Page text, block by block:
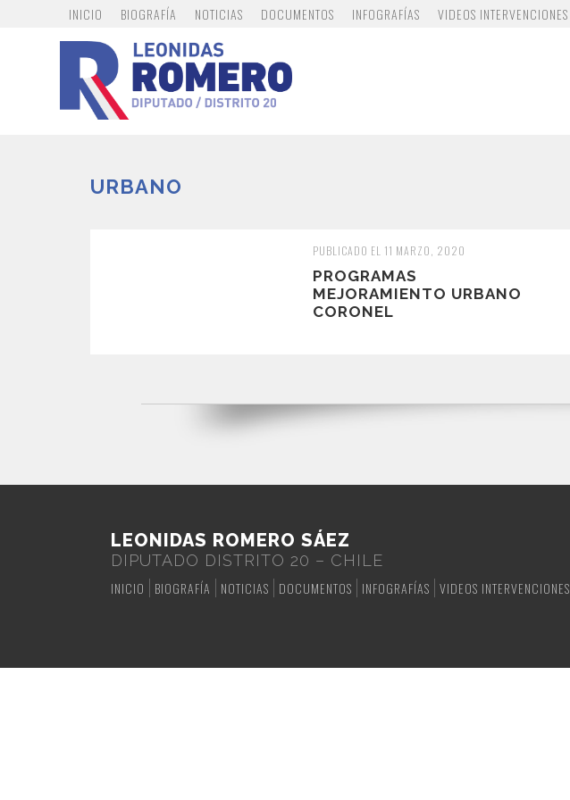
INICIO BIOGRAFÍA NOTICIAS DOCUMENTOS INFOGRAFÍAS VIDEOS INTERVENCIONES
URBANO
PUBLICADO EL 11 MARZO, 2020
PROGRAMAS
MEJORAMIENTO URBANO
CORONEL
LEONIDAS ROMERO SÁEZ
DIPUTADO DISTRITO 20 – CHILE
INICIO
BIOGRAFÍA NOTICIAS DOCUMENTOS INFOGRAFÍAS VIDEOS INTERVENCIONES